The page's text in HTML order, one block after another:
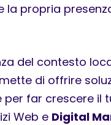
la propria
del contesto
di offrire
far crescere il
Web e Digital